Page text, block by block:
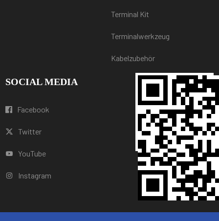
Terminal Kit
Terminalwerkzeug
Kabelzubehör
SOCIAL MEDIA
Facebook
Twitter
YouTube
Instagram